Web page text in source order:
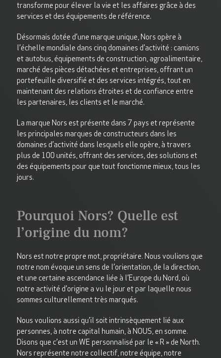
transforme pour élever la vie et les affaires grâce à des
services et des équipements de référence.
Désormais dotée d’une marque unique, Nors opère à
l’échelle mondiale dans cinq domaines d’activité : camions
et autobus, équipements de construction, agroalimentaire,
marché des pièces détachées et entreprises, offrant un
portefeuille diversifié et des services intégrés, tout en
maintenant des relations étroites et de confiance entre
les partenaires, les clients et le marché.
La marque Nors est présente dans 7 pays et représente
les principales marques de constructeurs dans les
domaines d’activité dans lesquels elle opère, à travers
plus de 100 unités, offrant des services, des solutions et
des équipements pour que tout fonctionne mieux, tous les
jours.
Pourquoi Nors? Quelle est
l’origine du nom?
Nors est notre propre mot, propriétaire. Nous voulions que
notre nom évoque un sens de l’orientation, de la direction,
et une certaine ascendance liée à l’Europe du Nord, où
notre activité d’origine a vu le jour et par laquelle nous
sommes culturellement très marqués.
Nous voulions aussi qu’il soit intrinsèquement lié aux
personnes, à notre capital humain, à NOUS, en somme.
Disons que c’est un WE personnalisé par le « R » de North.
Nors représente notre collectif, notre équipe, notre